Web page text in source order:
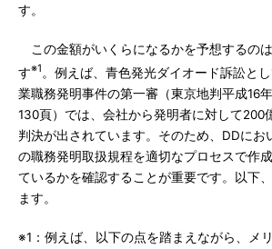
す。
この金額がいくらになるかを予想するの
す※1 。例えば、青色発光ダイオード訴訟と
業職務発明事件の第一審（東京地判平成16
130頁）では、会社から発明者に対して200
判決が出されています。そのため、DDにお
の職務発明取扱規程を適切なプロセスで作
ているかを確認することが重要です。以下
ます。
※1：例えば、以下の点を踏まえながら、メ